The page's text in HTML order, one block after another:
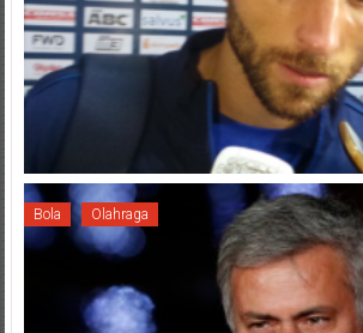
Bola Olahraga